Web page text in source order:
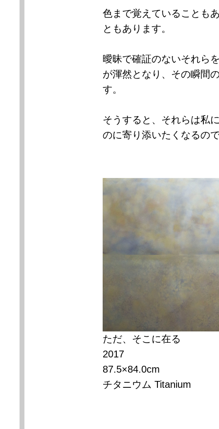
色まで覚えていることも
ともあります。
曖昧で確証のないそれら
が渾然となり、その瞬間
す。
そうすると、それらは私
のに寄り添いたくなるの
ただ、そこに在る
2017
87.5×84.0cm
チタニウム Titanium